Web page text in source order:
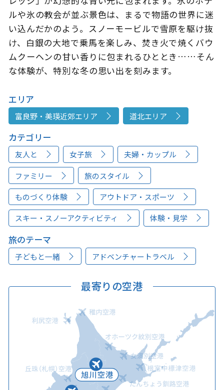
ルや氷の教会が並ぶ景色は、まるで物語の世界に迷
い込んだかのよう。スノーモービルで雪原を駆け抜
け、白銀の大地で乗馬を楽しみ、焚き火で焼くバウ
ムクーヘンの甘い香りに包まれるひととき……そん
な体験が、特別な冬の思い出を刻みます。
エリア
富良野・美瑛近郊エリア 道北エリア
カテゴリー
友人と 女子旅 夫婦・カップル
ファミリー 旅のスタイル
ものづくり体験 アウトドア・スポーツ
スキー・スノーアクティビティ 体験・見学
旅のテーマ
子どもと一緒 アドベンチャートラベル
最寄りの空港